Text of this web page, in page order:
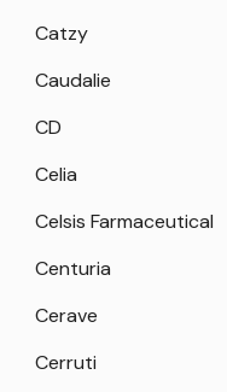
Catzy
Caudalie
CD
Celia
Celsis Farmaceutical
Centuria
Cerave
Cerruti